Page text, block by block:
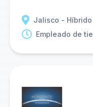
Jalisco - Híbrido
Empleado de